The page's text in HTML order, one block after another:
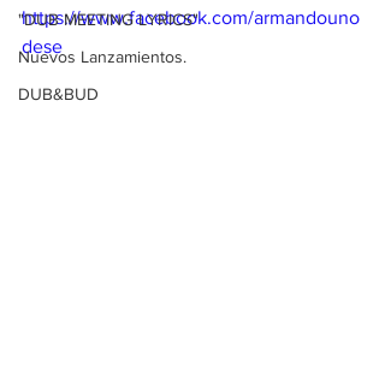
"DUB MEETING LYRICS"
Nuevos Lanzamientos.
DUB&BUD
https://www.facebook.com/armandouno
dese